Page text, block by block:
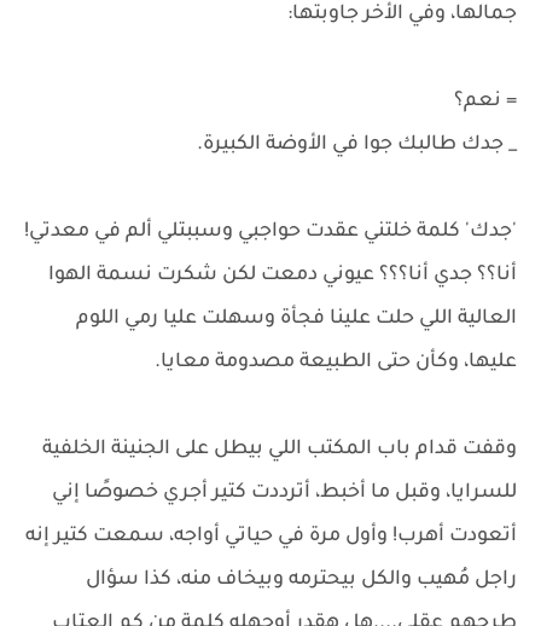
جمالها، وفي الأخر جاوبتها:
= نعم؟
_ جدك طالبك جوا في الأوضة الكبيرة.
'جدك' كلمة خلتني عقدت حواجبي وسببتلي ألم في معدتي!
أنا؟؟ جدي أنا؟؟؟ عيوني دمعت لكن شكرت نسمة الهوا
العالية اللي حلت علينا فجأة وسهلت عليا رمي اللوم
عليها، وكأن حتى الطبيعة مصدومة معايا.
وقفت قدام باب المكتب اللي بيطل على الجنينة الخلفية
للسرايا، وقبل ما أخبط، أترددت كتير أجري خصوصًا إني
أتعودت أهرب! وأول مرة في حياتي أواجه، سمعت كتير إنه
راجل مُهيب والكل بيحترمه وبيخاف منه، كذا سؤال